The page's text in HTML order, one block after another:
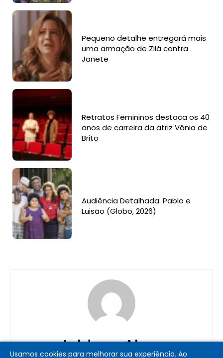
Pequeno detalhe entregará mais
uma armação de Zilá contra
Janete
Retratos Femininos destaca os 40
anos de carreira da atriz Vânia de
Brito
Audiência Detalhada: Pablo e
Luisão (Globo, 2026)
Jeldean Alves
Usamos cookies para melhorar sua experiência. Ao